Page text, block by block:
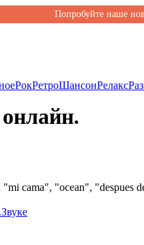
Попробуйте наше
РокРетроШансонРелакс
"mi cama", "ocean",